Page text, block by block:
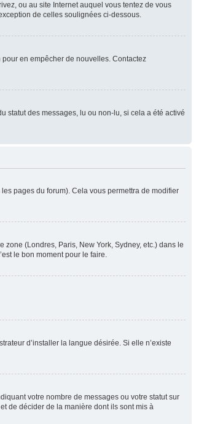
ou au site Internet auquel vous tentez de vous
de celles soulignées ci-dessous.
en empêcher de nouvelles. Contactez
statut des messages, lu ou non-lu, si cela a été activé
pages du forum). Cela vous permettra de modifier
(Londres, Paris, New York, Sydney, etc.) dans le
le bon moment pour le faire.
d’installer la langue désirée. Si elle n’existe
votre nombre de messages ou votre statut sur
de décider de la manière dont ils sont mis à